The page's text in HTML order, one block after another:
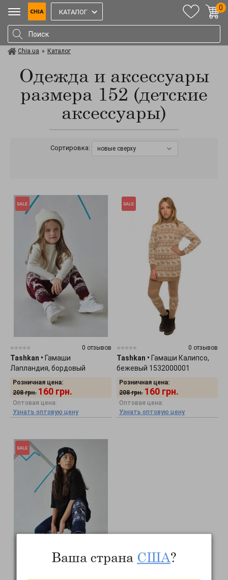
КАТАЛОГ
0
Chia.ua » Каталог
Одежда и аксессуары
размера 152 (детские
аксессуары)
Сортировка: новые сверху
0 отзывов
Tashkan • Гамаши
Лапландия, бордовый
1191000003
Розничная цена:
208 грн. 160 грн.
Оптовая цена:
Узнать оптовую цену
0 отзывов
Tashkan • Гамаши Калипсо,
бежевый 1532000001
Розничная цена:
208 грн. 160 грн.
Оптовая цена:
Узнать оптовую цену
Ваша страна США?